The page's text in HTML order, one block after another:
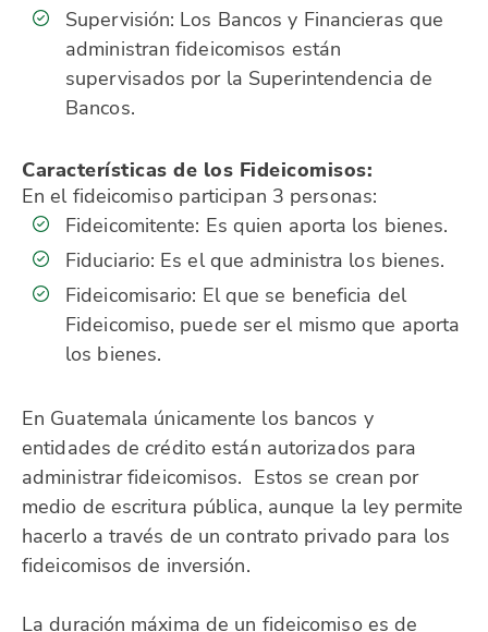
Supervisión: Los Bancos y Financieras que
administran fideicomisos están
supervisados por la Superintendencia de
Bancos.
Características de los Fideicomisos:
En el fideicomiso participan 3 personas:
Fideicomitente: Es quien aporta los bienes.
Fiduciario: Es el que administra los bienes.
Fideicomisario: El que se beneficia del
Fideicomiso, puede ser el mismo que aporta
los bienes.
En Guatemala únicamente los bancos y
entidades de crédito están autorizados para
administrar fideicomisos. Estos se crean por
medio de escritura pública, aunque la ley permite
hacerlo a través de un contrato privado para los
fideicomisos de inversión.
La duración máxima de un fideicomiso es de